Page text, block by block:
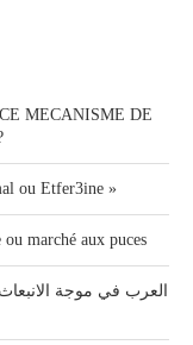
MECANISME DE
ou Etfer3ine »
marché aux puces
العرب في موجة